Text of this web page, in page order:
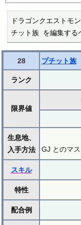
ドラゴンクエスト
チット族 を編集する
28 プチット族
ランク
限界値
生息地、
入手方法
GJ とのマ
スキル
特性
配合例